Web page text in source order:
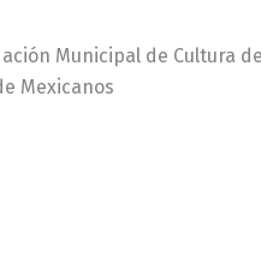
Municipal de Cultura
Mexicanos